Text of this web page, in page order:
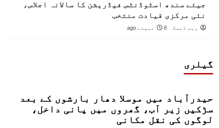
جیئے سندھ اسٹوڈنٹس فیڈریشن کا سالانہ اجلاس،
نئی مرکزی قیادت منتخب
ویب ڈیسک 8 مہینے ago
گیلری
حیدرآباد میں موسلا دھار بارشوں کے بعد
سڑکیں زیر آب، گھروں میں پانی داخل،
لوگوں کی نقل مکانی